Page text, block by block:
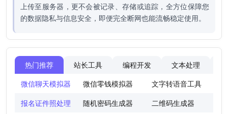
上传至服务器，更不会被记录、存储或追踪，全方位保障您
的数据隐私与信息安全，即便完全断网也能流畅稳定使用。
热门推荐 站长工具 编程开发 文本处理
微信聊天模拟器
微信零钱模拟器 文字转语音工具
报名证件照处理
随机密码生成器 二维码生成器